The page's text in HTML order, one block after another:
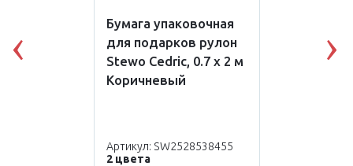
Бумага упаковочная
для подарков рулон
Stewo Cedric, 0.7 x 2 м
Коричневый
Артикул: SW2528538455
2 цвета